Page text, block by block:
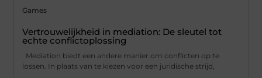
Games
Vertrouwelijkheid in mediation: De sleutel tot
echte conflictoplossing
Mediation biedt een andere manier om conflicten op te
lossen. In plaats van te kiezen voor een juridische strijd,